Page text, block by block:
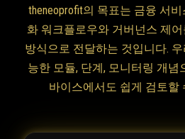
theneoprofit의 목표는 금융 서
화 워크플로우와 거버넌스 제
방식으로 전달하는 것입니다.
능한 모듈, 단계, 모니터링 개념
바이스에서도 쉽게 검토할